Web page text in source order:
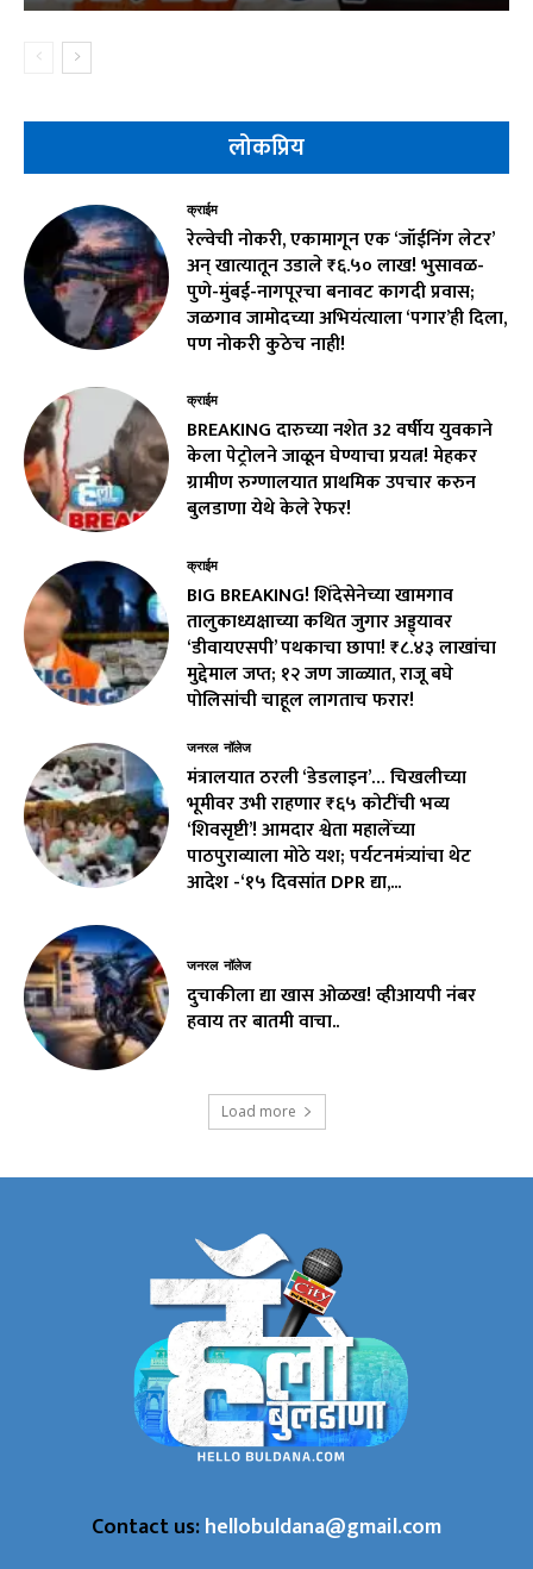
लोकप्रिय
क्राईम
रेल्वेची नोकरी, एकामागून एक ‘जॉईनिंग लेटर’
अन् खात्यातून उडाले ₹६.५० लाख! भुसावळ-
पुणे-मुंबई-नागपूरचा बनावट कागदी प्रवास;
जळगाव जामोदच्या अभियंत्याला ‘पगार’ही दिला,
पण नोकरी कुठेच नाही!
क्राईम
BREAKING दारुच्या नशेत 32 वर्षीय युवकाने
केला पेट्रोलने जाळून घेण्याचा प्रयत्न! मेहकर
ग्रामीण रुग्णालयात प्राथमिक उपचार करुन
बुलडाणा येथे केले रेफर!
क्राईम
BIG BREAKING! शिंदेसेनेच्या खामगाव
तालुकाध्यक्षाच्या कथित जुगार अड्ड्यावर
‘डीवायएसपी’ पथकाचा छापा! ₹८.४३ लाखांचा
मुद्देमाल जप्त; १२ जण जाळ्यात, राजू बघे
पोलिसांची चाहूल लागताच फरार!
जनरल नॉलेज
मंत्रालयात ठरली ‘डेडलाइन’… चिखलीच्या
भूमीवर उभी राहणार ₹६५ कोटींची भव्य
‘शिवसृष्टी’! आमदार श्वेता महालेंच्या
पाठपुराव्याला मोठे यश; पर्यटनमंत्र्यांचा थेट
आदेश -‘१५ दिवसांत DPR द्या,...
जनरल नॉलेज
दुचाकीला द्या खास ओळख! व्हीआयपी नंबर
हवाय तर बातमी वाचा..
Load more
Contact us:hellobuldana@gmail.com